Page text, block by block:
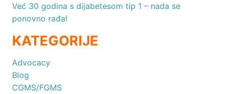
Već 30 godina s dijabetesom tip 1 – nada se
ponovno rađa!
KATEGORIJE
Advocacy
Blog
CGMS/FGMS